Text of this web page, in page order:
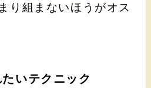
り組まないほうがオス
いテクニック